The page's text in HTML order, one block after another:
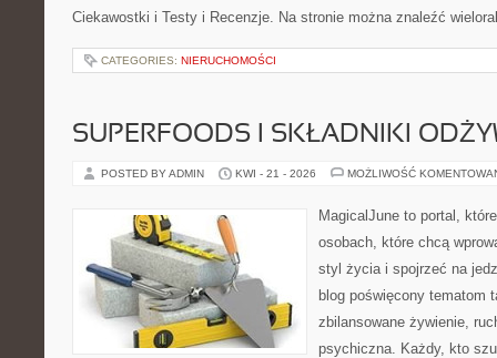
Ciekawostki i Testy i Recenzje. Na stronie można znaleźć
CATEGORIES: NIERUCHOMOŚCI
SUPERFOODS I SKŁADNIKI
POSTED BY ADMIN KWI - 21 - 2026 MOŻLIWOŚĆ
MagicalJune to portal,
osobach, które chcą
styl życia i spojrzeć na
blog poświęcony tematom
zbilansowane żywienie,
psychiczna. Każdy, kto